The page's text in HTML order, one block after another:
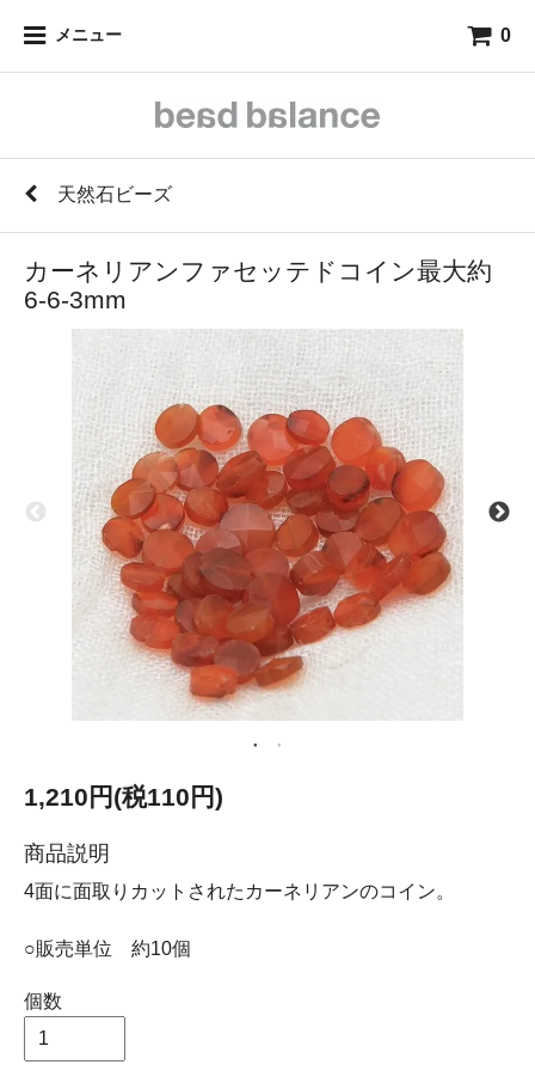
メニュー 0
天然石ビーズ
カーネリアンファセッテドコイン最大約
6-6-3mm
1,210円(税110円)
商品説明
4面に面取りカットされたカーネリアンのコイン。
○販売単位 約10個
個数